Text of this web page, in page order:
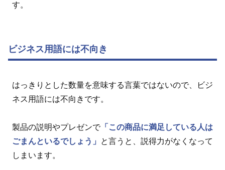
す。
ビジネス用語には不向き
はっきりとした数量を意味する言葉ではないので、ビジ
ネス用語には不向きです。
製品の説明やプレゼンで「この商品に満足している人は
ごまんといるでしょう」
と言うと、説得力がなくなって
しまいます。